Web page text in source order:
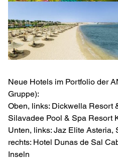
Neue Hotels im Portfolio der
Gruppe):
Oben, links: Dickwella Resort
Silavadee Pool & Spa Resort
Unten, links: Jaz Elite Asteria,
rechts: Hotel Dunas de Sal
Inseln